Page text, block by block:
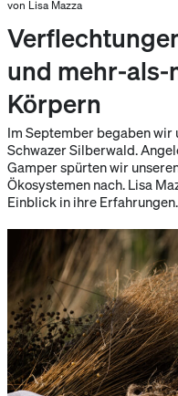
von Lisa Mazza
und mehr-
Körpern
Im September begaben wir
Schwazer Silberwald.
Gamper spürten wir
Ökosystemen nach. Lisa
Einblick in ihre Erfahrungen.